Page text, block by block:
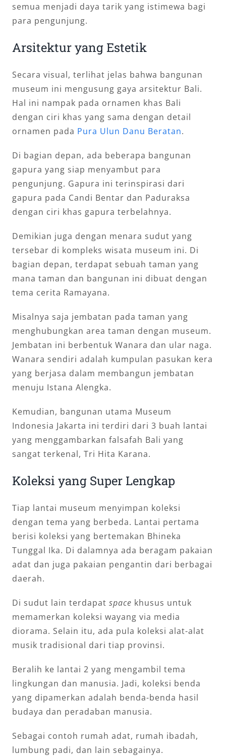
semua menjadi daya tarik yang istimewa bagi
para pengunjung.
Arsitektur yang Estetik
Secara visual, terlihat jelas bahwa bangunan
museum ini mengusung gaya arsitektur Bali.
Hal ini nampak pada ornamen khas Bali
dengan ciri khas yang sama dengan detail
ornamen pada Pura Ulun Danu Beratan.
Di bagian depan, ada beberapa bangunan
gapura yang siap menyambut para
pengunjung. Gapura ini terinspirasi dari
gapura pada Candi Bentar dan Paduraksa
dengan ciri khas gapura terbelahnya.
Demikian juga dengan menara sudut yang
tersebar di kompleks wisata museum ini. Di
bagian depan, terdapat sebuah taman yang
mana taman dan bangunan ini dibuat dengan
tema cerita Ramayana.
Misalnya saja jembatan pada taman yang
menghubungkan area taman dengan museum.
Jembatan ini berbentuk Wanara dan ular naga.
Wanara sendiri adalah kumpulan pasukan kera
yang berjasa dalam membangun jembatan
menuju Istana Alengka.
Kemudian, bangunan utama Museum
Indonesia Jakarta ini terdiri dari 3 buah lantai
yang menggambarkan falsafah Bali yang
sangat terkenal, Tri Hita Karana.
Koleksi yang Super Lengkap
Tiap lantai museum menyimpan koleksi
dengan tema yang berbeda. Lantai pertama
berisi koleksi yang bertemakan Bhineka
Tunggal Ika. Di dalamnya ada beragam pakaian
adat dan juga pakaian pengantin dari berbagai
daerah.
Di sudut lain terdapat space khusus untuk
memamerkan koleksi wayang via media
diorama. Selain itu, ada pula koleksi alat-alat
musik tradisional dari tiap provinsi.
Beralih ke lantai 2 yang mengambil tema
lingkungan dan manusia. Jadi, koleksi benda
yang dipamerkan adalah benda-benda hasil
budaya dan peradaban manusia.
Sebagai contoh rumah adat, rumah ibadah,
lumbung padi, dan lain sebagainya.